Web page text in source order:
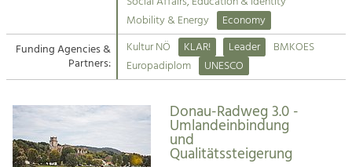
Suche
Impressum
Kontakt
Tourism
Offer Development and Positioning
Art & Culture
Crafts, Science and Research.
Mobility & Energy
Economy
Funding Agencies &
Partners:
Kultur NÖ KLAR! Leader
BMKOES
Europadiplom
UNESCO
Donau-Radweg 3.0 -
Umlandeinbindung
und
Qualitätssteigerung